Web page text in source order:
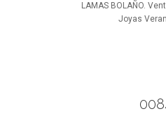
LAMAS BOLAÑO.
Joyas